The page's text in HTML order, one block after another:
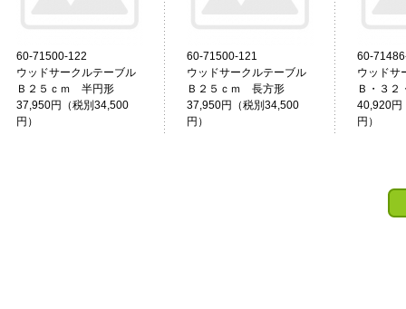
60-71500-122
ウッドサークルテーブル
Ｂ２５ｃｍ 半円形
37,950円（税別34,500
円）
60-71500-121
ウッドサークルテーブル
Ｂ２５ｃｍ 長方形
37,950円（税別34,500
円）
60-
ウッドサ
Ｂ・３
40,920円
円）